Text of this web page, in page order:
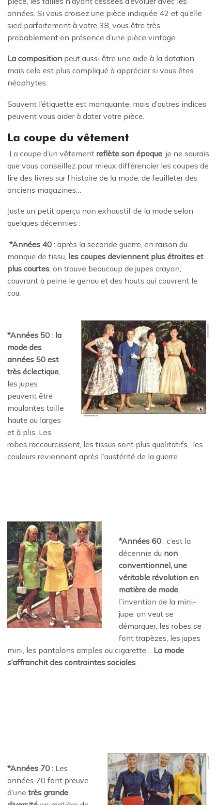
années. Si vous croisez une pièce indiquée 42 et qu’elle
sied parfaitement à votre 38, vous être très
probablement en présence d’une pièce vintage.
La composition peut aussi être une aide à la datation
mais cela est plus compliqué à apprécier si vous êtes
néophytes.
Souvent l’étiquette est manquante, mais d’autres indices
peuvent vous aider à dater votre pièce.
La coupe du vêtement
La coupe d’un vêtement reflète son époque , je ne saurais
que vous conseillez pour mieux différencier les coupes de
lire des livres sur l’histoire de la mode, de feuilleter des
anciens magazines…
Juste un petit aperçu non exhaustif de la mode selon
quelques décennies :
*Années 40 : après la seconde guerre, en raison du
manque de tissu, les coupes deviennent plus étroites et
plus courtes , on trouve beaucoup de jupes crayon,
couvrant à peine le genou et des hauts qui couvrent le
cou.
*Années 50 : la
mode des
années 50 est
très éclectique
les jupes
peuvent être
moulantes taille
haute ou larges
et à plis. Les
robes raccourcissent, les tissus sont plus qualitatifs, les
couleurs reviennent après l’austérité de la guerre.
*Années 60 : c’est la
décennie du non
conventionnel, une
véritable révolution en
matière de mode,
l’invention de la mini-
jupe, on veut se
démarquer, les robes se
font trapèzes, les jupes
mini, les pantalons amples ou cigarette… La mode
s’affranchit des contraintes sociales.
*Années 70 : Les
années 70 font preuve
d’une très grande